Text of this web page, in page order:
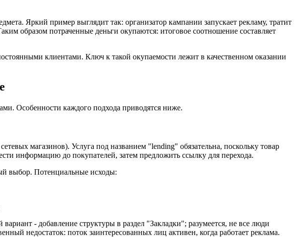
Яркий пример выглядит так: организатор кампании запускает рекламу, тратит
образом потраченные деньги окупаются: итоговое соотношение составляет
клиентами. Ключ к такой окупаемости лежит в качественном оказании
Особенности каждого подхода приводятся ниже.
магазинов). Услуга под названием "lending" обязательна, поскольку товар
информацию до покупателей, затем предложить ссылку для перехода.
выбор. Потенциальные исходы:
- добавление структуры в раздел "Закладки"; разумеется, не все люди
недостаток: поток заинтересованных лиц активен, когда работает реклама.